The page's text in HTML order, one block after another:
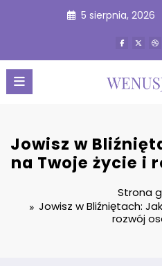
5 sierpnia, 2026
Jowisz w
na Twoje życie i
Strona
Jowisz w Bliźniętach:
rozwój